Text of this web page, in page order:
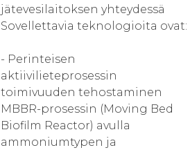
jätevesilaitoksen yhteydessä
Sovellettavia teknologioita ovat:
- Perinteisen
aktiivilieteprosessin
toimivuuden tehostaminen
MBBR-prosessin (Moving Bed
Biofilm Reactor) avulla
ammoniumtypen ja